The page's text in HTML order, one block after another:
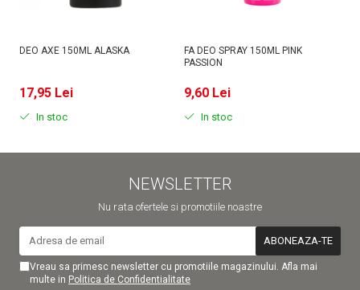
DEO AXE 150ML ALASKA
17,95 Lei
In stoc
FA DEO SPRAY 150ML PINK
PASSION
9,60 Lei
In stoc
NEWSLETTER
Nu rata ofertele si promotiile noastre
Vreau sa primesc newsletter cu promotiile magazinului. Afla mai
multe in Politica de Confidentialitate